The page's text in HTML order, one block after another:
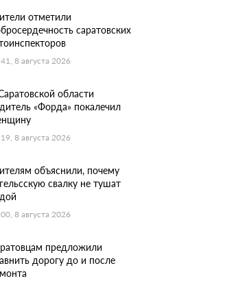
отметили
саратовских
8 августа 2026
области
«Форда» покалечил
8 августа 2026
объяснили, почему
свалку не тушат
8 августа 2026
предложили
дорогу до и после